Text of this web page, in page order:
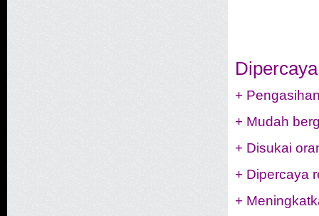
+
+ Mudah
+ Disukai
+ Dipercaya
+